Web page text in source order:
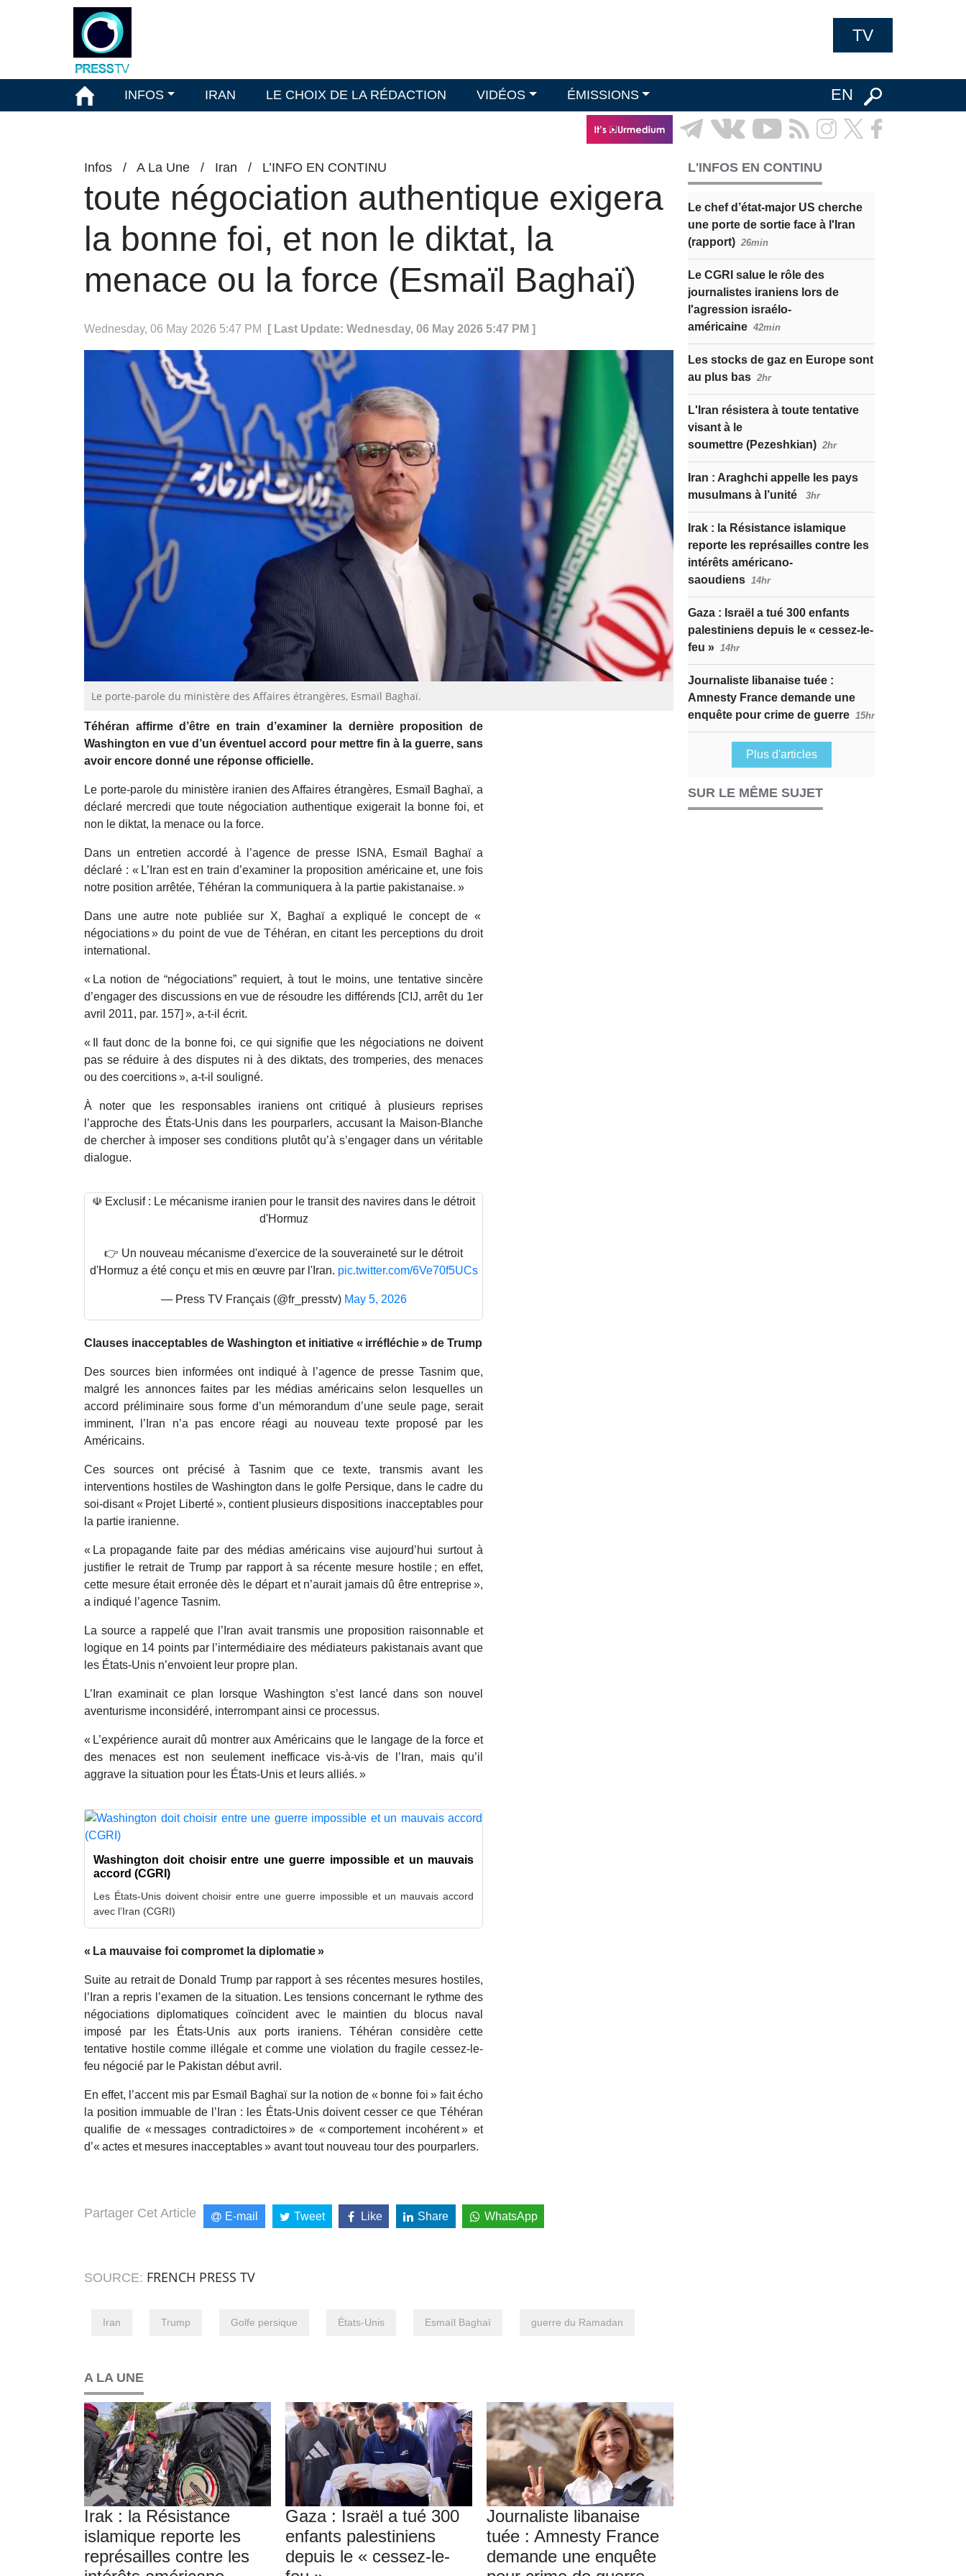
TV
INFOS IRAN LE CHOIX DE LA RÉDACTION VIDÉOS ÉMISSIONS EN
Infos / A La Une / Iran / L’INFO EN CONTINU
toute négociation authentique exigera
la bonne foi, et non le diktat, la
menace ou la force (Esmaïl Baghaï)
Wednesday, 06 May 2026 5:47 PM [ Last Update: Wednesday, 06 May 2026 5:47 PM ]
Le porte-parole du ministère des Affaires étrangères, Esmaïl Baghaï.
Téhéran affirme d’être en train d’examiner la dernière proposition de
Washington en vue d’un éventuel accord pour mettre fin à la guerre, sans
avoir encore donné une réponse officielle.
Le porte-parole du ministère iranien des Affaires étrangères, Esmaïl Baghaï, a
déclaré mercredi que toute négociation authentique exigerait la bonne foi, et
non le diktat, la menace ou la force.
Dans un entretien accordé à l’agence de presse ISNA, Esmaïl Baghaï a
déclaré : « L’Iran est en train d’examiner la proposition américaine et, une fois
notre position arrêtée, Téhéran la communiquera à la partie pakistanaise. »
Dans une autre note publiée sur X, Baghaï a expliqué le concept de «
négociations » du point de vue de Téhéran, en citant les perceptions du droit
international.
« La notion de “négociations” requiert, à tout le moins, une tentative sincère
d’engager des discussions en vue de résoudre les différends [CIJ, arrêt du 1er
avril 2011, par. 157] », a-t-il écrit.
« Il faut donc de la bonne foi, ce qui signifie que les négociations ne doivent
pas se réduire à des disputes ni à des diktats, des tromperies, des menaces
ou des coercitions », a-t-il souligné.
À noter que les responsables iraniens ont critiqué à plusieurs reprises
l’approche des États-Unis dans les pourparlers, accusant la Maison-Blanche
de chercher à imposer ses conditions plutôt qu’à s’engager dans un véritable
dialogue.
☫ Exclusif : Le mécanisme iranien pour le transit des navires dans le détroit
d'Hormuz
👉 Un nouveau mécanisme d'exercice de la souveraineté sur le détroit
d'Hormuz a été conçu et mis en œuvre par l'Iran. pic.twitter.com/6Ve70f5UCs
— Press TV Français (@fr_presstv) May 5, 2026
Clauses inacceptables de Washington et initiative « irréfléchie » de Trump
Des sources bien informées ont indiqué à l’agence de presse Tasnim que,
malgré les annonces faites par les médias américains selon lesquelles un
accord préliminaire sous forme d’un mémorandum d’une seule page, serait
imminent, l’Iran n’a pas encore réagi au nouveau texte proposé par les
Américains.
Ces sources ont précisé à Tasnim que ce texte, transmis avant les
interventions hostiles de Washington dans le golfe Persique, dans le cadre du
soi-disant « Projet Liberté », contient plusieurs dispositions inacceptables pour
la partie iranienne.
« La propagande faite par des médias américains vise aujourd’hui surtout à
justifier le retrait de Trump par rapport à sa récente mesure hostile ; en effet,
cette mesure était erronée dès le départ et n’aurait jamais dû être entreprise »,
a indiqué l’agence Tasnim.
La source a rappelé que l’Iran avait transmis une proposition raisonnable et
logique en 14 points par l’intermédiaire des médiateurs pakistanais avant que
les États-Unis n’envoient leur propre plan.
L’Iran examinait ce plan lorsque Washington s’est lancé dans son nouvel
aventurisme inconsidéré, interrompant ainsi ce processus.
« L’expérience aurait dû montrer aux Américains que le langage de la force et
des menaces est non seulement inefficace vis-à-vis de l’Iran, mais qu’il
aggrave la situation pour les États-Unis et leurs alliés. »
Washington doit choisir entre une guerre impossible et un mauvais
accord (CGRI)
Les États-Unis doivent choisir entre une guerre impossible et un mauvais accord
avec l’Iran (CGRI)
« La mauvaise foi compromet la diplomatie »
Suite au retrait de Donald Trump par rapport à ses récentes mesures hostiles,
l’Iran a repris l’examen de la situation. Les tensions concernant le rythme des
négociations diplomatiques coïncident avec le maintien du blocus naval
imposé par les États-Unis aux ports iraniens. Téhéran considère cette
tentative hostile comme illégale et comme une violation du fragile cessez-le-
feu négocié par le Pakistan début avril.
En effet, l’accent mis par Esmaïl Baghaï sur la notion de « bonne foi » fait écho
la position immuable de l’Iran : les États-Unis doivent cesser ce que Téhéran
qualifie de « messages contradictoires » de « comportement incohérent » et
d’« actes et mesures inacceptables » avant tout nouveau tour des pourparlers.
Partager Cet Article E-mail Tweet Like Share WhatsApp
SOURCE: FRENCH PRESS TV
Iran Trump Golfe persique États-Unis Esmaïl Baghaï guerre du Ramadan
A LA UNE
Irak : la Résistance
islamique reporte les
représailles contre les
Gaza : Israël a tué 300
enfants palestiniens
depuis le « cessez-le-
Journaliste libanaise
tuée : Amnesty France
demande une enquête
L'INFOS EN CONTINU
Le chef d’état-major US cherche
une porte de sortie face à l'Iran
(rapport) 26min
Le CGRI salue le rôle des
journalistes iraniens lors de
l'agression israélo-
américaine 42min
Les stocks de gaz en Europe sont
au plus bas 2hr
L'Iran résistera à toute tentative
visant à le
soumettre (Pezeshkian) 2hr
Iran : Araghchi appelle les pays
musulmans à l’unité
3hr
Irak : la Résistance islamique
reporte les représailles contre les
intérêts américano-
saoudiens 14hr
Gaza : Israël a tué 300 enfants
palestiniens depuis le « cessez-le-
feu » 14hr
Journaliste libanaise tuée :
Amnesty France demande une
enquête pour crime de guerre 15hr
Plus d'articles
SUR LE MÊME SUJET